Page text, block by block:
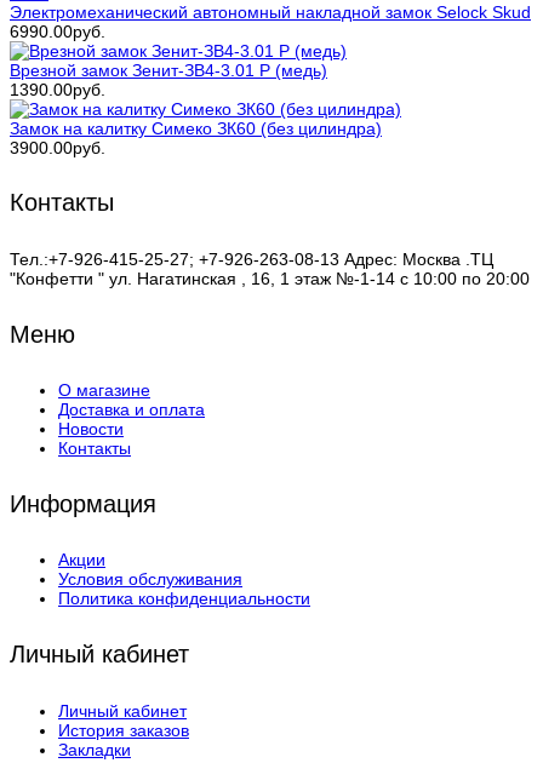
Электромеханический автономный накладной замок Selock Skud
6990.00руб.
Врезной замок Зенит-ЗВ4-3.01 Р (медь)
1390.00руб.
Замок на калитку Симеко ЗК60 (без цилиндра)
3900.00руб.
Контакты
Тел.:+7-926-415-25-27; +7-926-263-08-13 Адрес: Москва .ТЦ
"Конфетти " ул. Нагатинская , 16, 1 этаж №-1-14 с 10:00 по 20:00
Меню
О магазине
Доставка и оплата
Новости
Контакты
Информация
Акции
Условия обслуживания
Политика конфиденциальности
Личный кабинет
Личный кабинет
История заказов
Закладки